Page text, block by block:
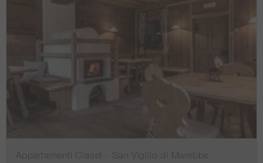
Appartamenti Ciasel - San Vigilio di Marebbe